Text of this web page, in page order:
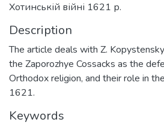
Хотинській війні 1621 р.
Description
The article deals with Z.
the Zaporozhye Cossacks as the
Orthodox religion, and their role in
1621.
Keywords